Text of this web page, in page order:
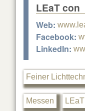
LEaT con
Web:
Facebook:
LinkedIn:
Feiner
Messen